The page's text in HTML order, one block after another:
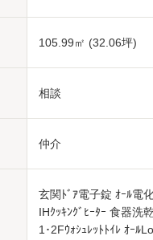
105.99㎡ (32.06坪)
相談
仲介
玄関ﾄﾞｱ電子錠 ｵｰﾙ電
IHｸｯｷﾝｸﾞﾋｰﾀｰ 食器洗
1･2Fｳｫｼｭﾚｯﾄﾄｲﾚ ｵｰﾙ